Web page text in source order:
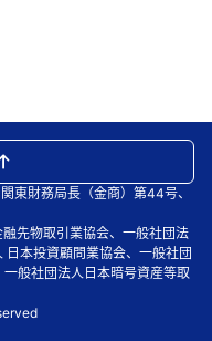
東財務局長（金商）第44号、
先物取引業協会、一般社団法
本投資顧問業協会、一般社団
般社団法人日本暗号資産等取